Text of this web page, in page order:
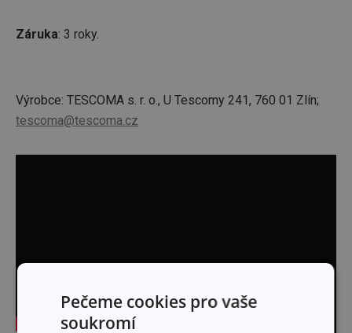
Záruka: 3 roky.
Výrobce: TESCOMA s. r. o., U Tescomy 241, 760 01 Zlín;
tescoma@tescoma.cz
Pečeme cookies pro vaše
soukromí